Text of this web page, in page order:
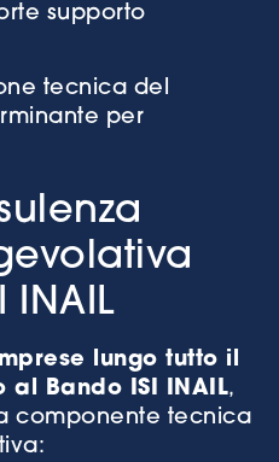
supporto
tecnica del
per
INAIL
lungo tutto il
Bando ISI INAIL,
componente tecnica